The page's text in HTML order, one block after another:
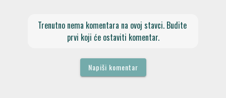
Trenutno nema komentara na ovoj stavci. Budite
prvi koji će ostaviti komentar.
Napiši komentar